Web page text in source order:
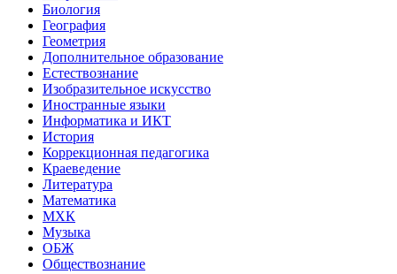
Биология
География
Геометрия
Дополнительное образование
Естествознание
Изобразительное искусство
Иностранные языки
Информатика и ИКТ
История
Коррекционная педагогика
Краеведение
Литература
Математика
МХК
Музыка
ОБЖ
Обществознание